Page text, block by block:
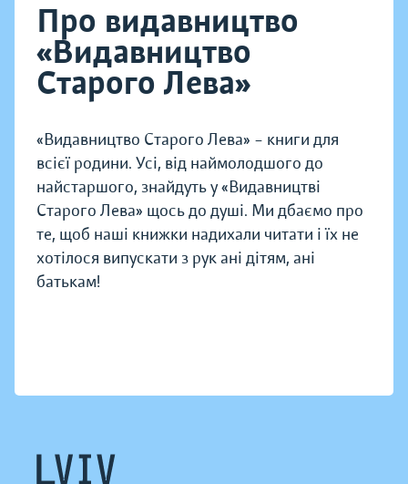
Про видавництво
«Видавництво
Старого Лева»
«Видавництво Старого Лева» – книги для
всієї родини. Усі, від наймолодшого до
найстаршого, знайдуть у «Видавництві
Старого Лева» щось до душі. Ми дбаємо про
те, щоб наші книжки надихали читати і їх не
хотілося випускати з рук ані дітям, ані
батькам!